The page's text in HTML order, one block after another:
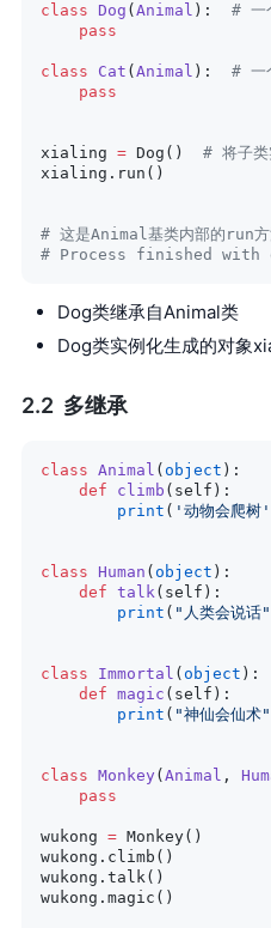
class Dog ( Animal ): # 一
    pass
class Cat ( Animal ): # 一
    pass
xialing = Dog() # 将子
xialing.run()
# 这是Animal基类内部的run
# Process finished with
Dog类继承自Animal类
Dog类实例化生成的对象
多继承
class Animal ( object ):
    def
climb (self):
        print
( '动物会爬树'
class Human ( object ):
    def
talk(self):
        print
( "人类会说话"
class Immortal ( object ):
    def
magic (self):
        print
( "神仙会仙术"
class Monkey ( Animal ,
    pass
wukong = Monkey()
wukong.climb()
wukong.talk()
wukong.magic()